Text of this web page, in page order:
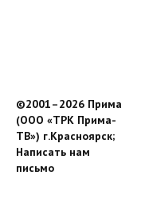
©2001–2026 Прима
(ООО «ТРК Прима-
ТВ») г.Красноярск;
Написать нам
письмо